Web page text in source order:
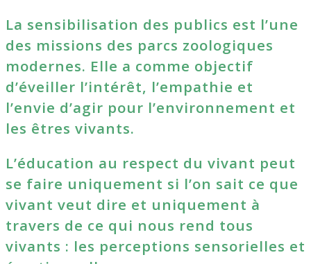
La sensibilisation des publics est l’une
des missions des parcs zoologiques
modernes. Elle a comme objectif
d’éveiller l’intérêt, l’empathie et
l’envie d’agir pour l’environnement et
les êtres vivants.
L’éducation au respect du vivant peut
se faire uniquement si l’on sait ce que
vivant veut dire et uniquement à
travers de ce qui nous rend tous
vivants : les perceptions sensorielles et